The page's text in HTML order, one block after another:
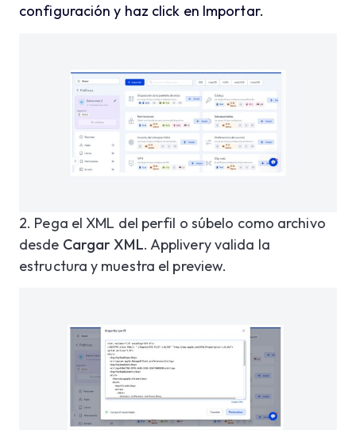
configuración y haz click en Importar.
2. Pega el XML del perfil o súbelo como archivo
desde Cargar XML. Applivery valida la
estructura y muestra el preview.